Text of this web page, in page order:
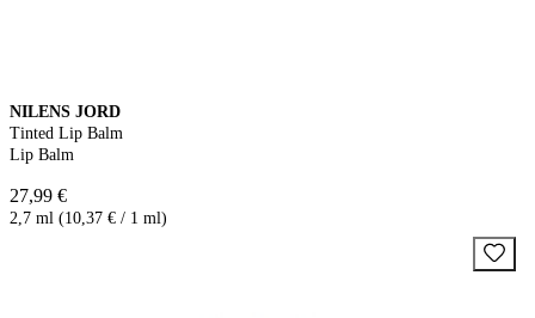
NILENS JORD
Tinted Lip Balm
Lip Balm
27,99 €
2,7 ml (10,37 € / 1 ml)